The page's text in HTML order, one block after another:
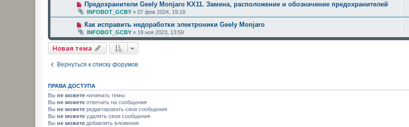
Предохранители Geely Monjaro KX11. Замена, расположение и обозначение предохранителей
INFOBOT_GCBY » 07 фев 2024, 19:18
Как исправить недоработки электроники Geely Monjaro
INFOBOT_GCBY » 19 ноя 2023, 13:59
Новая тема
Вернуться к списку форумов
ПРАВА ДОСТУПА
Вы не можете начинать темы
Вы не можете отвечать на сообщения
Вы не можете редактировать свои сообщения
Вы не можете удалять свои сообщения
Вы не можете добавлять вложения